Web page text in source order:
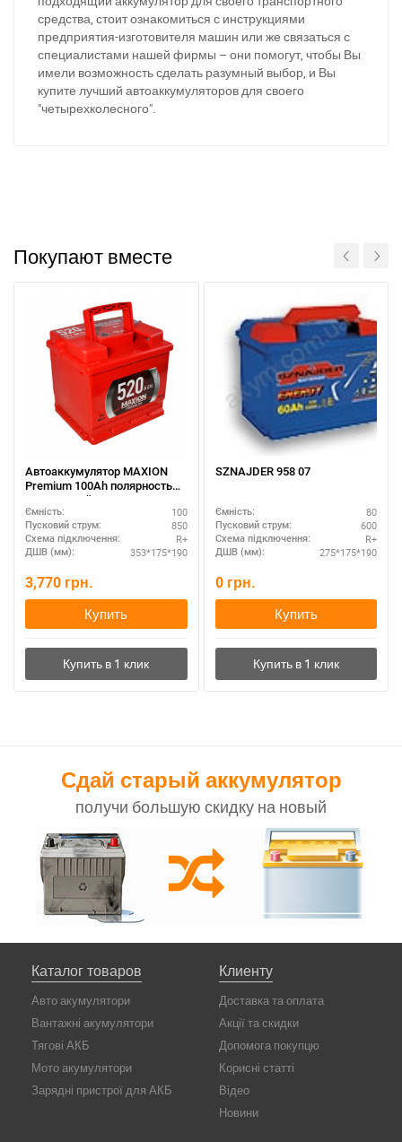
средства, стоит ознакомиться с инструкциями
предприятия-изготовителя машин или же связаться с
специалистами нашей фирмы – они помогут, чтобы Вы
имели возможность сделать разумный выбор, и Вы
купите лучший автоаккумуляторов для своего
"четырехколесного".
Покупают вместе
Автоаккумулятор MAXION
Premium 100Ah полярность
R+ – зимний пуск
Ємність: 100
Пусковий струм: 850
Схема підключення: R+
ДШВ (мм): 353*175*190
3,770 грн.
Купить
SZNAJDER 958 07
Ємність: 80
Пусковий струм: 600
Схема підключення: R+
ДШВ (мм): 275*175*190
0 грн.
Купить
Сдай старый аккумулятор
получи большую скидку на новый
Каталог товаров
Авто акумулятори
Вантажні акумулятори
Тягові АКБ
Мото акумулятори
Зарядні пристрої для АКБ
Клиенту
Доставка та оплата
Акції та скидки
Допомога покупцю
Корисні статті
Відео
Новини